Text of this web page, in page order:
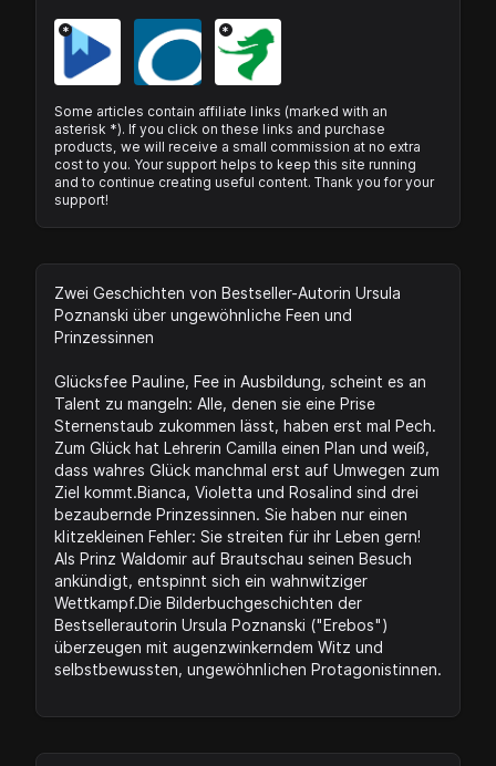
* *
Some articles contain affiliate links (marked with an
asterisk *). If you click on these links and purchase
products, we will receive a small commission at no extra
cost to you. Your support helps to keep this site running
and to continue creating useful content. Thank you for your
support!
Zwei Geschichten von Bestseller-Autorin Ursula
Poznanski über ungewöhnliche Feen und
Prinzessinnen
Glücksfee Pauline, Fee in Ausbildung, scheint es an
Talent zu mangeln: Alle, denen sie eine Prise
Sternenstaub zukommen lässt, haben erst mal Pech.
Zum Glück hat Lehrerin Camilla einen Plan und weiß,
dass wahres Glück manchmal erst auf Umwegen zum
Ziel kommt.Bianca, Violetta und Rosalind sind drei
bezaubernde Prinzessinnen. Sie haben nur einen
klitzekleinen Fehler: Sie streiten für ihr Leben gern!
Als Prinz Waldomir auf Brautschau seinen Besuch
ankündigt, entspinnt sich ein wahnwitziger
Wettkampf.Die Bilderbuchgeschichten der
Bestsellerautorin Ursula Poznanski ("Erebos")
überzeugen mit augenzwinkerndem Witz und
selbstbewussten, ungewöhnlichen Protagonistinnen.